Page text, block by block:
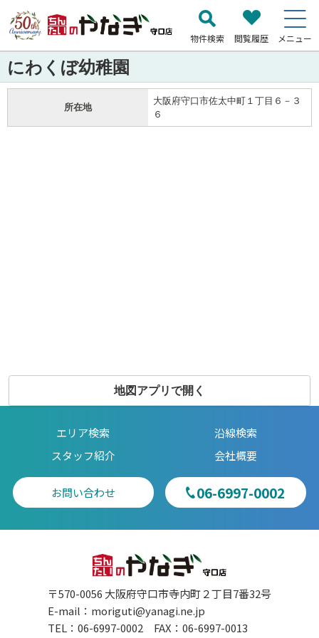
物件検索 閲覧履歴 メニュー
にわくぼ幼稚園
所在地
大阪府守口市佐太中町１丁目６－３
６
地図アプリで開く
エリア検索
沿線検索
スタッフ紹介
会社概要
お問い合わせ 06-6997-0002
〒570-0056 大阪府守口市寺内町２丁目7番32号
E-mail： moriguti@yanagi.ne.jp
TEL：06-6997-0002 FAX：06-6997-0013